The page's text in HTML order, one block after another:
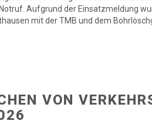
Aufgrund der Einsatzmeldung
mit der TMB und dem
VON